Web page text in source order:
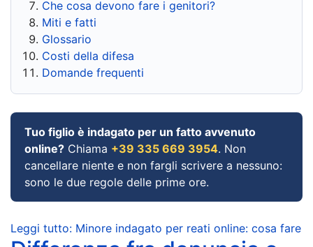
Che cosa devono fare i genitori?
Miti e fatti
Glossario
Costi della difesa
Domande frequenti
Tuo figlio è indagato per un fatto avvenuto
online? Chiama +39 335 669 3954. Non
cancellare niente e non fargli scrivere a nessuno:
sono le due regole delle prime ore.
Leggi tutto: Minore indagato per reati online: cosa fare